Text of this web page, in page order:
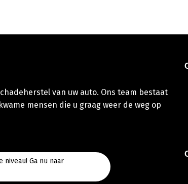
van uw auto. Ons team bestaat
mensen die u graag weer de weg op
Ga nu naar